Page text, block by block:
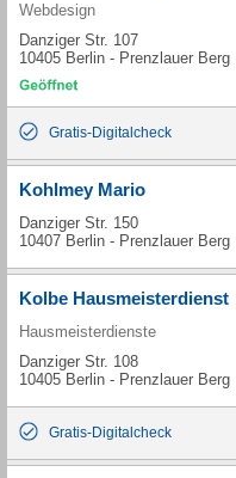
Webdesign
Danziger Str. 107
10405 Berlin - Prenzlauer Berg
Gratis-Digitalcheck
Kohlmey Mario
Danziger Str. 150
10407 Berlin - Prenzlauer Berg
Kolbe Hausmeisterdienst
Hausmeisterdienste
Danziger Str. 108
10405 Berlin - Prenzlauer Berg
Gratis-Digitalcheck